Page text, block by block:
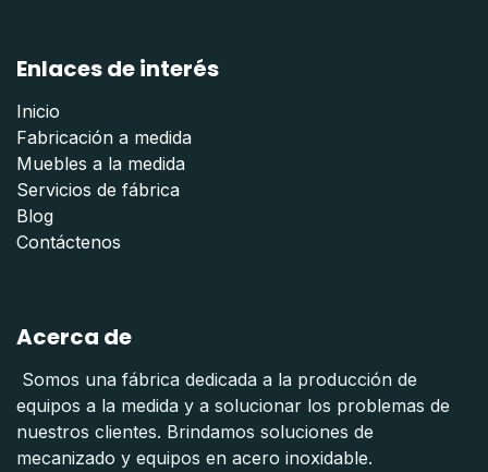
Enlaces de interés
Inicio
Fabricación a medida
Muebles a la medida
Servicios de fábrica
Blog
Contáctenos
Acerca de
Somos una fábrica dedicada a la producción de
equipos a la medida y a solucionar los problemas de
nuestros clientes. Brindamos soluciones de
mecanizado y equipos en acero inoxidable.